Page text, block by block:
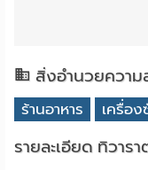
สิ่งอำนวยความ
ร้านอาหาร เครื่อ
รายละเอียด ทิวาร